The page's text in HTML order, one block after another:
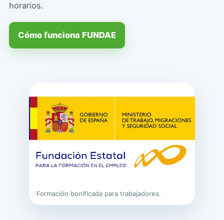
horarios.
Cómo funciona FUNDAE
Formación bonificada para trabajadores.